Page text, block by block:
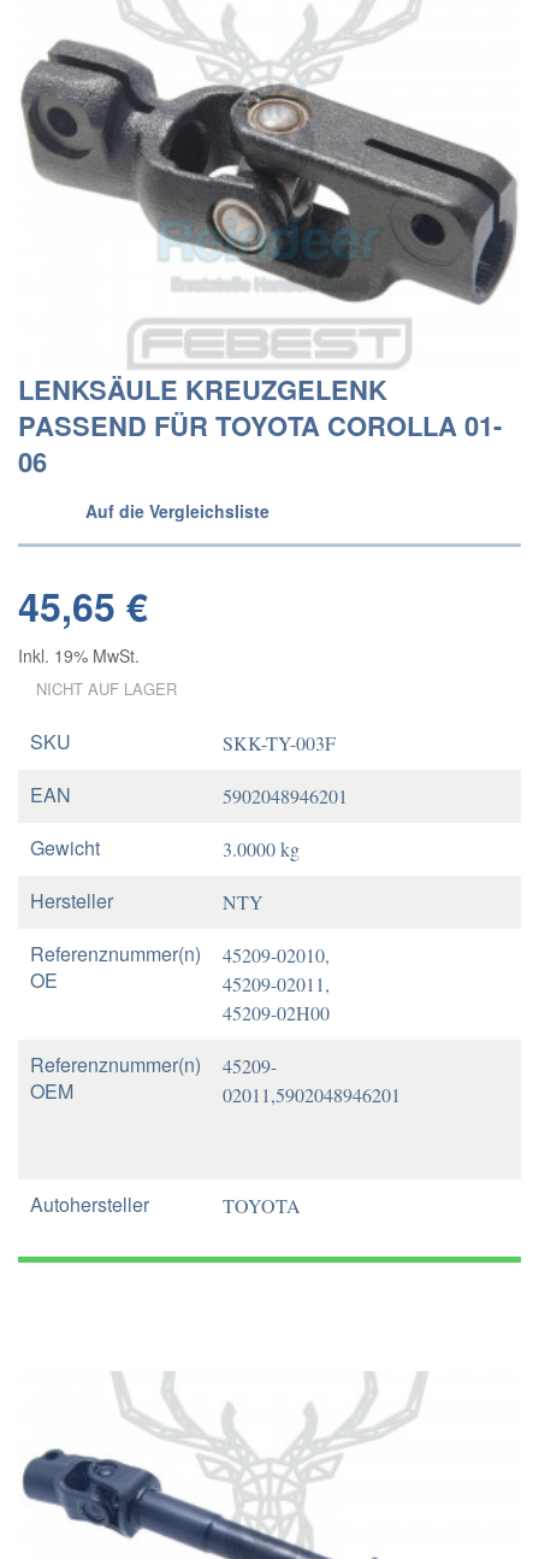
LENKSÄULE KREUZGELENK
PASSEND FÜR TOYOTA COROLLA 01-
06
Auf die Vergleichsliste
45,65 €
Inkl. 19% MwSt.
NICHT AUF LAGER
SKU SKK-TY-003F
EAN 5902048946201
Gewicht 3.0000 kg
Hersteller NTY
Referenznummer(n)
OE
45209-02010,
45209-02011,
45209-02H00
Referenznummer(n)
OEM
45209-
02011,5902048946201
Autohersteller TOYOTA